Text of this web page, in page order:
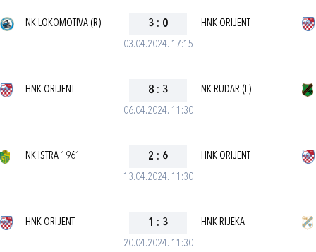
03.04.2024. 17:15
NK LOKOMOTIVA (R) 3 : 0 HNK ORIJENT
06.04.2024. 11:30
HNK ORIJENT 8 : 3 NK RUDAR (L)
13.04.2024. 11:30
NK ISTRA 1961 2 : 6 HNK ORIJENT
20.04.2024. 11:30
HNK ORIJENT 1 : 3 HNK RIJEKA